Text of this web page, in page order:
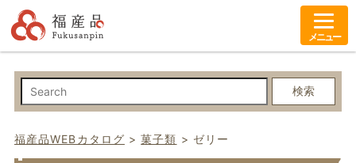
メニュー
検索
福産品WEBカタログ >菓子類 > ゼリー